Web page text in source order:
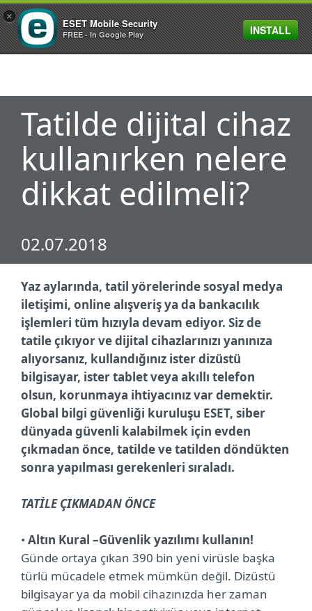
MENU
Tatilde dijital cihaz
kullanırken nelere
dikkat edilmeli?
02.07.2018
Yaz aylarında, tatil yörelerinde sosyal medya
iletişimi, online alışveriş ya da bankacılık
işlemleri tüm hızıyla devam ediyor. Siz de
tatile çıkıyor ve dijital cihazlarınızı yanınıza
alıyorsanız, kullandığınız ister dizüstü
bilgisayar, ister tablet veya akıllı telefon
olsun, korunmaya ihtiyacınız var demektir.
Global bilgi güvenliği kuruluşu ESET, siber
dünyada güvenli kalabilmek için evden
çıkmadan önce, tatilde ve tatilden döndükten
sonra yapılması gerekenleri sıraladı.
TATİLE ÇIKMADAN ÖNCE
• Altın Kural –Güvenlik yazılımı kullanın!
Günde ortaya çıkan 390 bin yeni virüsle başka
türlü mücadele etmek mümkün değil. Dizüstü
bilgisayar ya da mobil cihazınızda her zaman
×
ESET Mobile Security
FREE - In Google Play INSTALL